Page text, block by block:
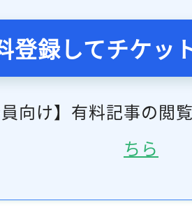
登録してチケッ
員向け】有料記事の閲
ちら